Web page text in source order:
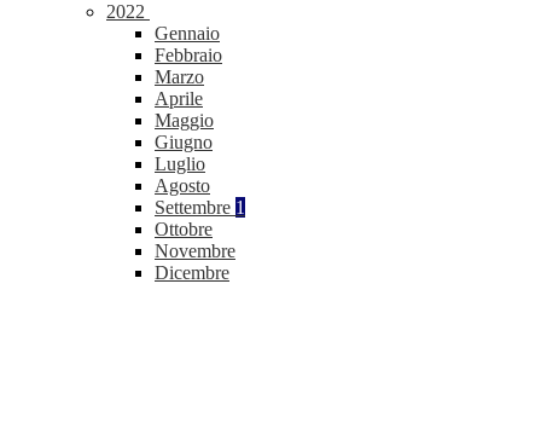
2022
Gennaio
Febbraio
Marzo
Aprile
Maggio
Giugno
Luglio
Agosto
Settembre 1
Ottobre
Novembre
Dicembre